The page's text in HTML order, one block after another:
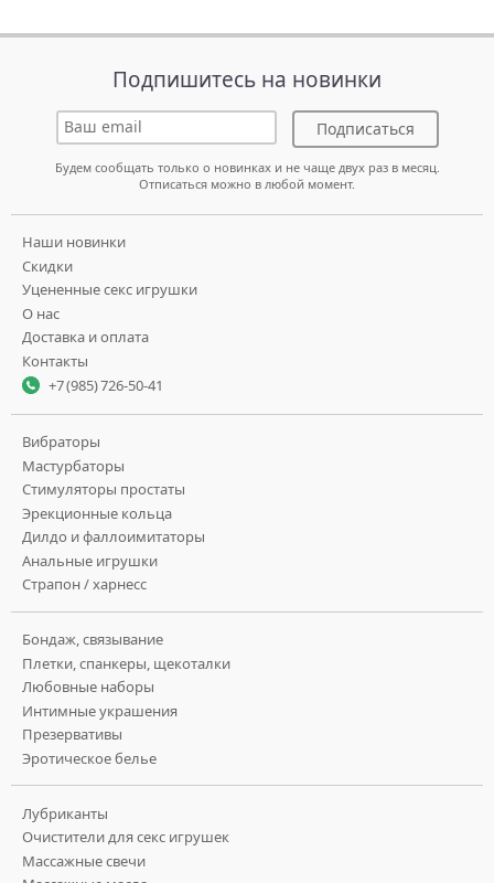
Подпишитесь на новинки
Подписаться
Будем сообщать только о новинках и не чаще двух раз в месяц.
Отписаться можно в любой момент.
Наши новинки
Скидки
Уцененные секс игрушки
О нас
Доставка и оплата
Контакты
+7 (985) 726-50-41
Вибраторы
Мастурбаторы
Стимуляторы простаты
Эрекционные кольца
Дилдо и фаллоимитаторы
Анальные игрушки
Страпон / харнесс
Бондаж, связывание
Плетки, спанкеры, щекоталки
Любовные наборы
Интимные украшения
Презервативы
Эротическое белье
Лубриканты
Очистители для секс игрушек
Массажные свечи